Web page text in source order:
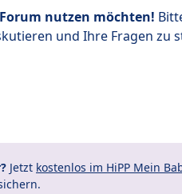
Forum nutzen möchten!
und Ihre Fragen zu
Jetzt kostenlos im HiPP Mein